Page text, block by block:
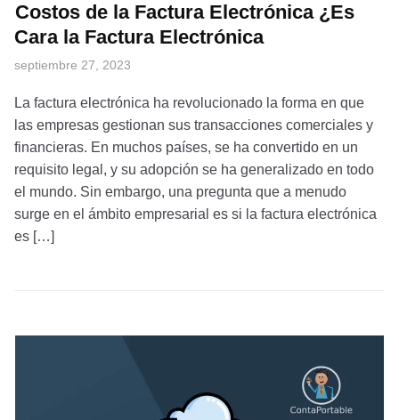
Costos de la Factura Electrónica ¿Es
Cara la Factura Electrónica
septiembre 27, 2023
La factura electrónica ha revolucionado la forma en que
las empresas gestionan sus transacciones comerciales y
financieras. En muchos países, se ha convertido en un
requisito legal, y su adopción se ha generalizado en todo
el mundo. Sin embargo, una pregunta que a menudo
surge en el ámbito empresarial es si la factura electrónica
es […]